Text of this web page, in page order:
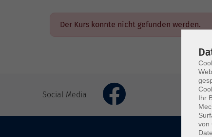
Der Kurs konnte nicht gefunden werden.
Social Media
Ihr
von